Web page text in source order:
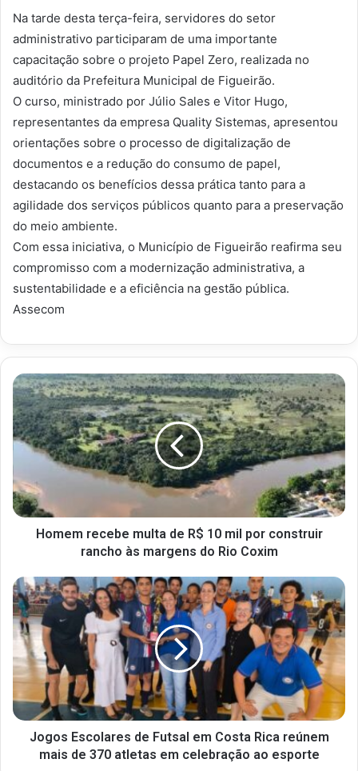
Na tarde desta terça-feira, servidores do setor
administrativo participaram de uma importante
capacitação sobre o projeto Papel Zero, realizada no
auditório da Prefeitura Municipal de Figueirão.
O curso, ministrado por Júlio Sales e Vitor Hugo,
representantes da empresa Quality Sistemas, apresentou
orientações sobre o processo de digitalização de
documentos e a redução do consumo de papel,
destacando os benefícios dessa prática tanto para a
agilidade dos serviços públicos quanto para a preservação
do meio ambiente.
Com essa iniciativa, o Município de Figueirão reafirma seu
compromisso com a modernização administrativa, a
sustentabilidade e a eficiência na gestão pública.
Assecom
Homem recebe multa de R$ 10 mil por construir
rancho às margens do Rio Coxim
Jogos Escolares de Futsal em Costa Rica reúnem
mais de 370 atletas em celebração ao esporte